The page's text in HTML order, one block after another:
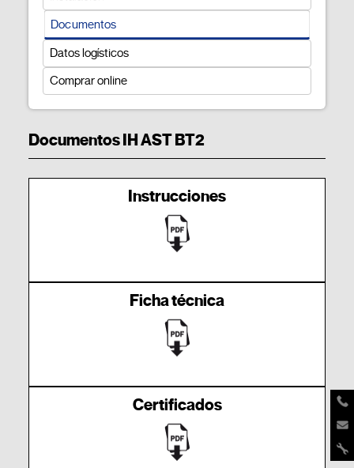
Documentos
Datos logísticos
Comprar online
Documentos IH AST BT2
Instrucciones
Ficha técnica
Certificados